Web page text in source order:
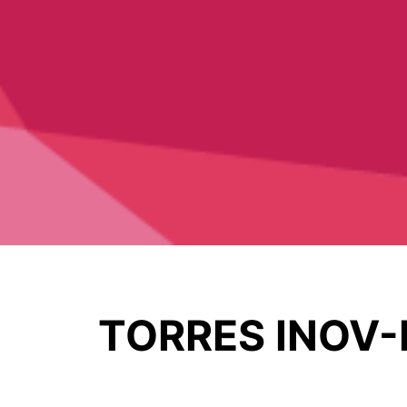
TORRES INOV-